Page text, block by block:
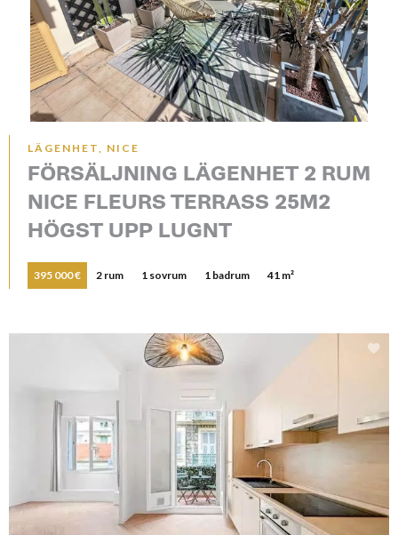
LÄGENHET, NICE
FÖRSÄLJNING LÄGENHET 2 RUM
NICE FLEURS TERRASS 25M2
HÖGST UPP LUGNT
395 000 € 2 rum 1 sovrum 1 badrum 41 m²